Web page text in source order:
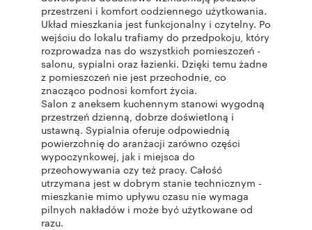
przestrzeni i komfort codziennego użytkowania.
Układ mieszkania jest funkcjonalny i czytelny. Po
wejściu do lokalu trafiamy do przedpokoju, który
rozprowadza nas do wszystkich pomieszczeń -
salonu, sypialni oraz łazienki. Dzięki temu żadne
z pomieszczeń nie jest przechodnie, co
znacząco podnosi komfort życia.
Salon z aneksem kuchennym stanowi wygodną
przestrzeń dzienną, dobrze doświetloną i
ustawną. Sypialnia oferuje odpowiednią
powierzchnię do aranżacji zarówno części
wypoczynkowej, jak i miejsca do
przechowywania czy też pracy. Całość
utrzymana jest w dobrym stanie technicznym -
mieszkanie mimo upływu czasu nie wymaga
pilnych nakładów i może być użytkowane od
razu.